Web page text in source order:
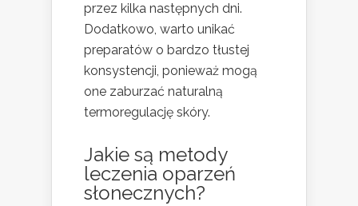
przez kilka następnych dni.
Dodatkowo, warto unikać
preparatów o bardzo tłustej
konsystencji, ponieważ mogą
one zaburzać naturalną
termoregulację skóry.
Jakie są metody
leczenia oparzeń
słonecznych?